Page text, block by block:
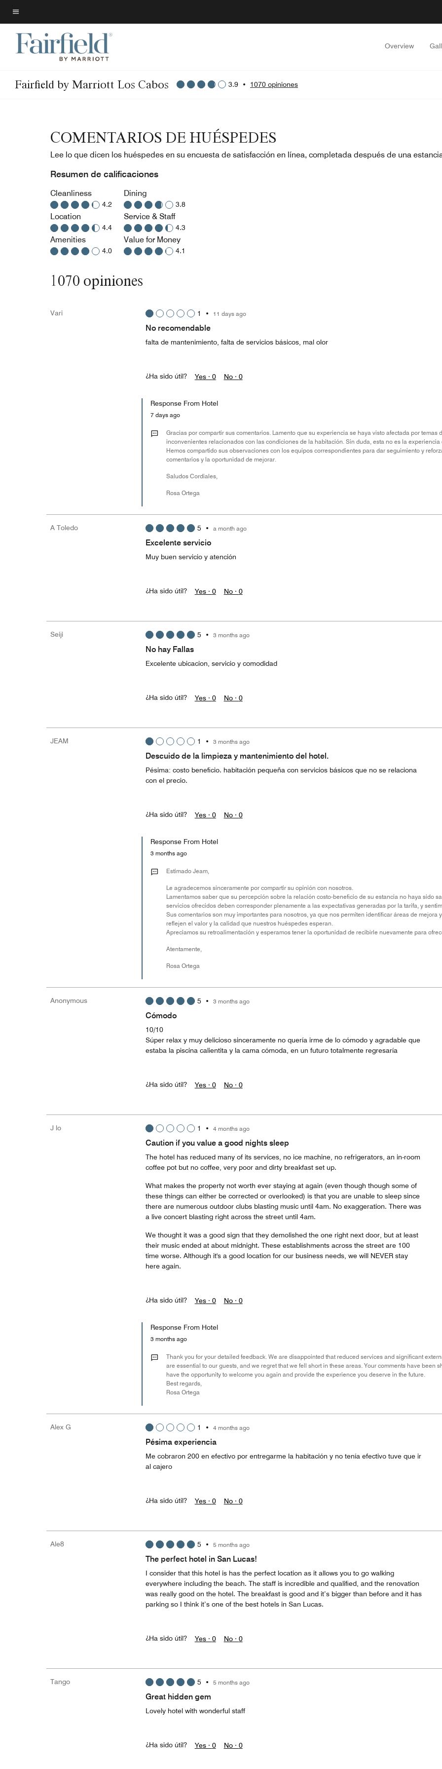
Skip
to
main
content
Texto del menú
Overview
Fairfield by Marriott Los Cabos 3.9 • 1070 opiniones
COMENTARIOS DE HUÉSPEDES
Lee lo que dicen los huéspedes en su encuesta de satisfacción en línea, completada después de una
Resumen de calificaciones
Cleanliness
4.2
Location
4.4
Amenities
4.0
Dining
3.8
Service & Staff
4.3
Value for Money
4.1
1070 opiniones
Vari 1 • 11 days ago
No recomendable
falta de mantenimiento, falta de servicios básicos, mal olor
¿Ha sido útil? Yes · 0 No · 0
Response From Hotel
7 days ago
Gracias por compartir sus comentarios. Lamento que su experiencia se haya visto afectada por
inconvenientes relacionados con las condiciones de la habitación. Sin duda, esta no es la
Hemos compartido sus observaciones con los equipos correspondientes para dar seguimiento y
comentarios y la oportunidad de mejorar.
Saludos Cordiales,
Rosa Ortega
A Toledo 5 • a month ago
Excelente servicio
Muy buen servicio y atención
¿Ha sido útil? Yes · 0 No · 0
Seiji 5 • 3 months ago
No hay Fallas
Excelente ubicacion, servicio y comodidad
¿Ha sido útil? Yes · 0 No · 0
JEAM 1 • 3 months ago
Descuido de la limpieza y mantenimiento del hotel.
Pésima: costo beneficio. habitación pequeña con servicios básicos que no se relaciona
con el precio.
¿Ha sido útil? Yes · 0 No · 0
Response From Hotel
3 months ago
Estimado Jeam,
Le agradecemos sinceramente por compartir su opinión con nosotros.
Lamentamos saber que su percepción sobre la relación costo-beneficio de su estancia no haya sido
servicios ofrecidos deben corresponder plenamente a las expectativas generadas por la tarifa, y
Sus comentarios son muy importantes para nosotros, ya que nos permiten identificar áreas de
reflejen el valor y la calidad que nuestros huéspedes esperan.
Apreciamos su retroalimentación y esperamos tener la oportunidad de recibirle nuevamente para
Atentamente,
Rosa Ortega
Anonymous 5 • 3 months ago
Cómodo
10/10
Súper relax y muy delicioso sinceramente no quería irme de lo cómodo y agradable que
estaba la piscina calientita y la cama cómoda, en un futuro totalmente regresaría
¿Ha sido útil? Yes · 0 No · 0
J lo 1 • 4 months ago
Caution if you value a good nights sleep
The hotel has reduced many of its services, no ice machine, no refrigerators, an in-room
coffee pot but no coffee, very poor and dirty breakfast set up.
What makes the property not worth ever staying at again (even though though some of
these things can either be corrected or overlooked) is that you are unable to sleep since
there are numerous outdoor clubs blasting music until 4am. No exaggeration. There was
a live concert blasting right across the street until 4am.
We thought it was a good sign that they demolished the one right next door, but at least
their music ended at about midnight. These establishments across the street are 100
time worse. Although it's a good location for our business needs, we will NEVER stay
here again.
¿Ha sido útil? Yes · 0 No · 0
Response From Hotel
3 months ago
Thank you for your detailed feedback. We are disappointed that reduced services and significant
are essential to our guests, and we regret that we fell short in these areas. Your comments have been
have the opportunity to welcome you again and provide the experience you deserve in the future.
Best regards,
Rosa Ortega
Alex G 1 • 4 months ago
Pésima experiencia
Me cobraron 200 en efectivo por entregarme la habitación y no tenía efectivo tuve que ir
al cajero
¿Ha sido útil? Yes · 0 No · 0
Ale8 5 • 5 months ago
The perfect hotel in San Lucas!
I consider that this hotel is has the perfect location as it allows you to go walking
everywhere including the beach. The staff is incredible and qualified, and the renovation
was really good on the hotel. The breakfast is good and it’s bigger than before and it has
parking so I think it’s one of the best hotels in San Lucas.
¿Ha sido útil? Yes · 0 No · 0
Tango 5 • 5 months ago
Great hidden gem
Lovely hotel with wonderful staff
¿Ha sido útil? Yes · 0 No · 0